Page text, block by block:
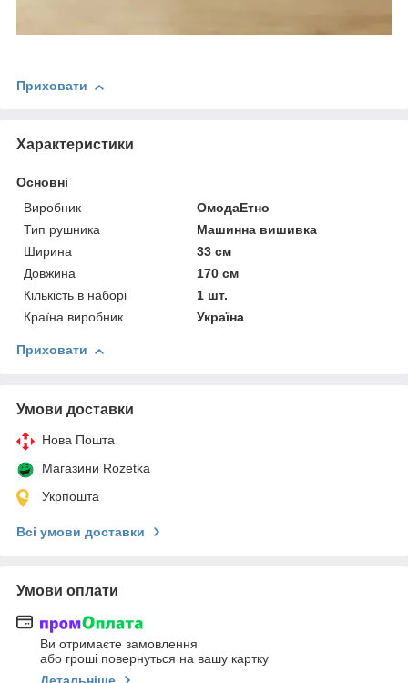
Приховати
Характеристики
Основні
Виробник
ОмодаЕтно
Тип рушника
Машинна вишивка
Ширина
33 см
Довжина
170 см
Кількість в наборі
1 шт.
Країна виробник
Україна
Приховати
Умови доставки
Нова Пошта
Магазини Rozetka
Укрпошта
Всі умови доставки
Умови оплати
Ви отримаєте замовлення
або гроші повернуться на вашу картку
Детальніше